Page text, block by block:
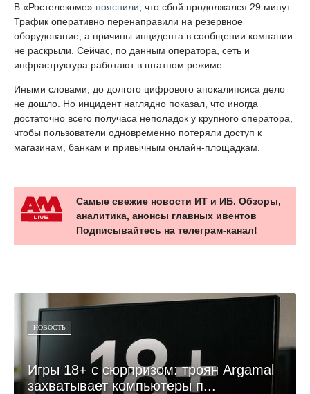
В «Ростелекоме» пояснили , что сбой продолжался 29 минут.
Трафик оперативно перенаправили на резервное
оборудование, а причины инцидента в сообщении компании
не раскрыли. Сейчас, по данным оператора, сеть и
инфраструктура работают в штатном режиме.
Иными словами, до долгого цифрового апокалипсиса дело
не дошло. Но инцидент наглядно показал, что иногда
достаточно всего получаса неполадок у крупного оператора,
чтобы пользователи одновременно потеряли доступ к
магазинам, банкам и привычным онлайн-площадкам.
Самые свежие новости ИТ и ИБ. Обзоры,
аналитика, анонсы главных ивентов
Подписывайтесь на телеграм-канал!
НОВОСТЬ
Игры 18+ с сюрпризом: троян Argamal
захватывает компьютеры п...